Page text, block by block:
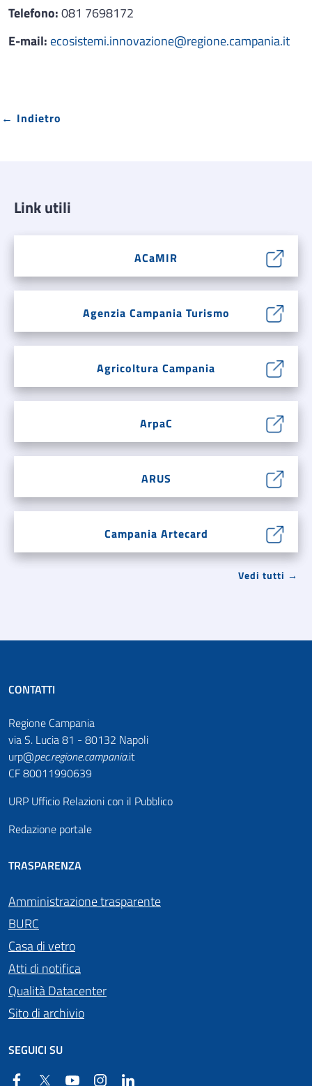
Telefono:081 7698172
E-mail: ecosistemi.innovazione@regione.campania.it
← Indietro
Link utili
ACaMIR
Agenzia Campania Turismo
Agricoltura Campania
ArpaC
ARUS
Campania Artecard
Vedi tutti →
CONTATTI
Regione Campania
via S. Lucia 81 - 80132 Napoli
urp@pec.regione.campania.it
CF 80011990639
URP Ufficio Relazioni con il Pubblico
Redazione portale
TRASPARENZA
Amministrazione trasparente
BURC
Casa di vetro
Atti di notifica
Qualità Datacenter
Sito di archivio
SEGUICI SU
FacebookTwitter YouTube Instagram